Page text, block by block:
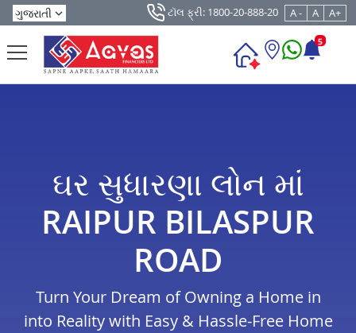
ટૉલ ફ્રી: 1800-20-888-20 A - A A+
5
ઘર સુધારણા લોન માં
RAIPUR BILASPUR
ROAD
Turn Your Dream of Owning a Home in
into Reality with Easy & Hassle-Free Home